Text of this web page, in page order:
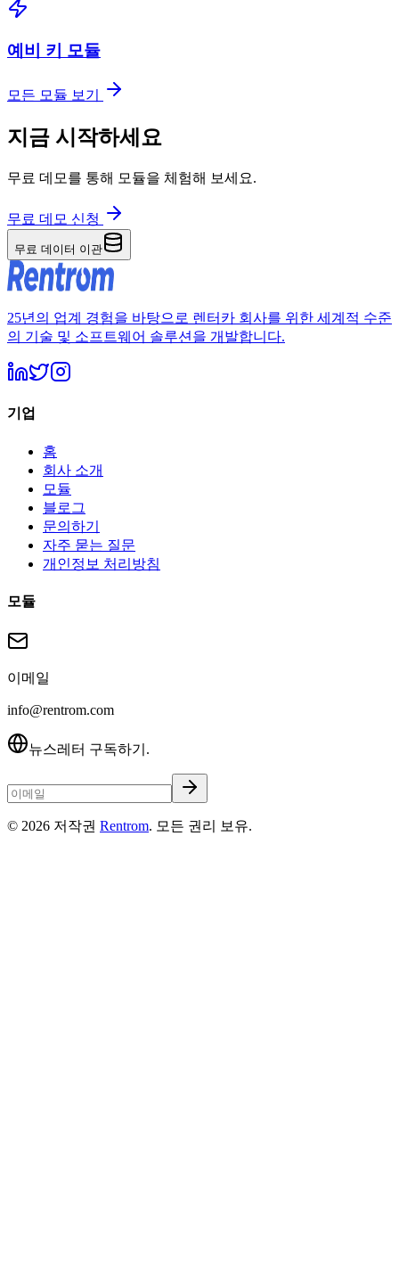
예비 키 모듈
모든 모듈 보기
지금 시작하세요
무료 데모를 통해 모듈을 체험해 보세요.
무료 데모 신청
무료 데이터 이관
25년의 업계 경험을 바탕으로 렌터카 회사를 위한 세계적 수준
의 기술 및 소프트웨어 솔루션을 개발합니다.
기업
홈
회사 소개
모듈
블로그
문의하기
자주 묻는 질문
개인정보 처리방침
모듈
이메일
info@rentrom.com
뉴스레터 구독하기.
© 2026 저작권 Rentrom. 모든 권리 보유.